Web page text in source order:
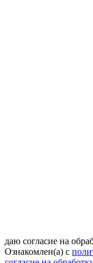
даю согласие на
Ознакомлен(а) с